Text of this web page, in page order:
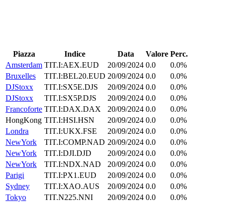
Piazza Indice Data Valore Perc.
Amsterdam TIT.I:AEX.EUD 20/09/2024 0.0
0.0%
Bruxelles
TIT.I:BEL20.EUD 20/09/2024 0.0
0.0%
DJStoxx
TIT.I:SX5E.DJS 20/09/2024 0.0
0.0%
DJStoxx
TIT.I:SX5P.DJS 20/09/2024 0.0
0.0%
Francoforte TIT.I:DAX.DAX 20/09/2024 0.0
0.0%
HongKong TIT.I:HSI.HSN 20/09/2024 0.0
0.0%
Londra
TIT.I:UKX.FSE 20/09/2024 0.0
0.0%
NewYork
TIT.I:COMP.NAD 20/09/2024 0.0
0.0%
NewYork
TIT.I:DJI.DJD 20/09/2024 0.0
0.0%
NewYork
TIT.I:NDX.NAD 20/09/2024 0.0
0.0%
Parigi
TIT.I:PX1.EUD 20/09/2024 0.0
0.0%
Sydney
TIT.I:XAO.AUS 20/09/2024 0.0
0.0%
Tokyo
TIT.N225.NNI 20/09/2024 0.0
0.0%